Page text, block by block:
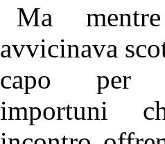
Ma
avvicinava
capo per
importuni